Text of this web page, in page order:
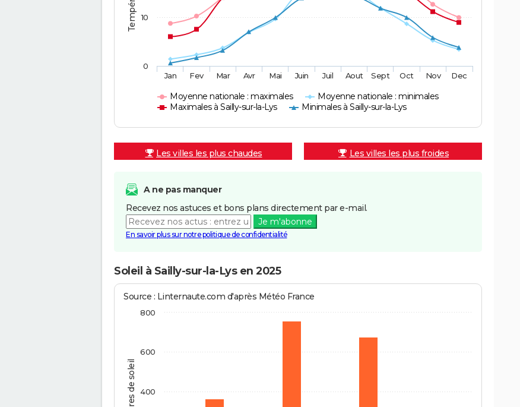
Moyenne nationale : maximales
Moyenne nationale : minimales
Maximales à Sailly-sur-la-Lys
Minimales à Sailly-sur-la-Lys
Jan Fev Mar Avr Mai Juin Juil Aout Sept Oct Nov Dec
0
10
Les villes les plus chaudes Les villes les plus froides
A ne pas manquer
Recevez nos astuces et bons plans directement par e-mail.
Je m'abonne
En savoir plus sur notre politique de confidentialité
Soleil à Sailly-sur-la-Lys en 2025
Heures de soleil
Source : Linternaute.com d'après Météo France
400
600
800